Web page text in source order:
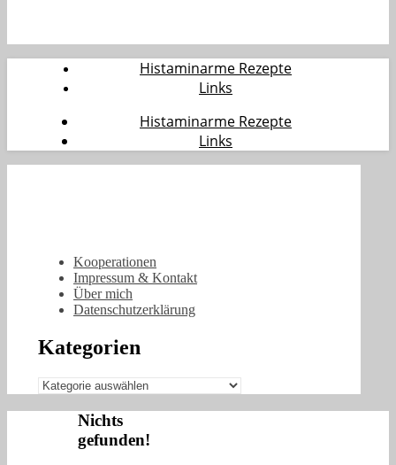
Histaminarme Rezepte
Links
Histaminarme Rezepte
Links
Kooperationen
Impressum & Kontakt
Über mich
Datenschutzerklärung
Kategorien
Kategorien
Nichts
gefunden!